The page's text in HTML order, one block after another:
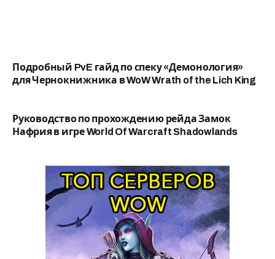
Подробный PvE гайд по спеку «Демонология»
для Чернокнижника в WoW Wrath of the Lich King
Руководство по прохождению рейда Замок
Нафрия в игре World Of Warcraft Shadowlands